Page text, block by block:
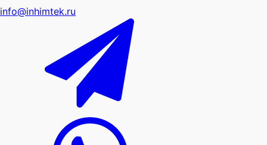
info@inhimtek.ru